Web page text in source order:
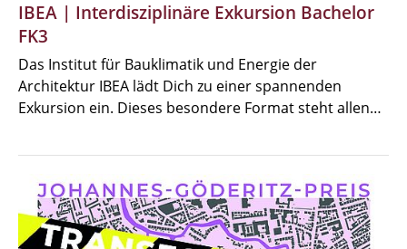
IBEA | Interdisziplinäre Exkursion Bachelor
FK3
Das Institut für Bauklimatik und Energie der
Architektur IBEA lädt Dich zu einer spannenden
Exkursion ein. Dieses besondere Format steht allen…